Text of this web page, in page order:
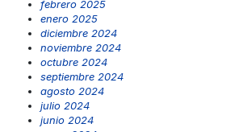
febrero 2025
enero 2025
diciembre 2024
noviembre 2024
octubre 2024
septiembre 2024
agosto 2024
julio 2024
junio 2024